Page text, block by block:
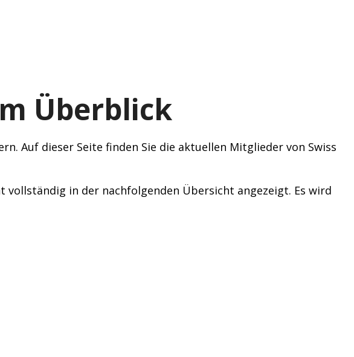
Überblick
Auf dieser Seite finden Sie die aktuellen Mitglieder von Swiss
in der nachfolgenden Übersicht angezeigt. Es wird